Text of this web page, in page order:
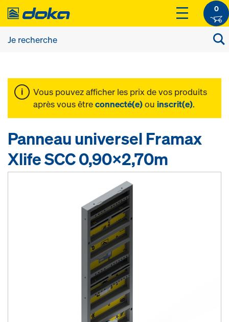
0
Vous pouvez afficher les prix de vos produits
après vous êtreconnecté(e)ou inscrit(e).
Panneau universel Framax
Xlife SCC 0,90x2,70m